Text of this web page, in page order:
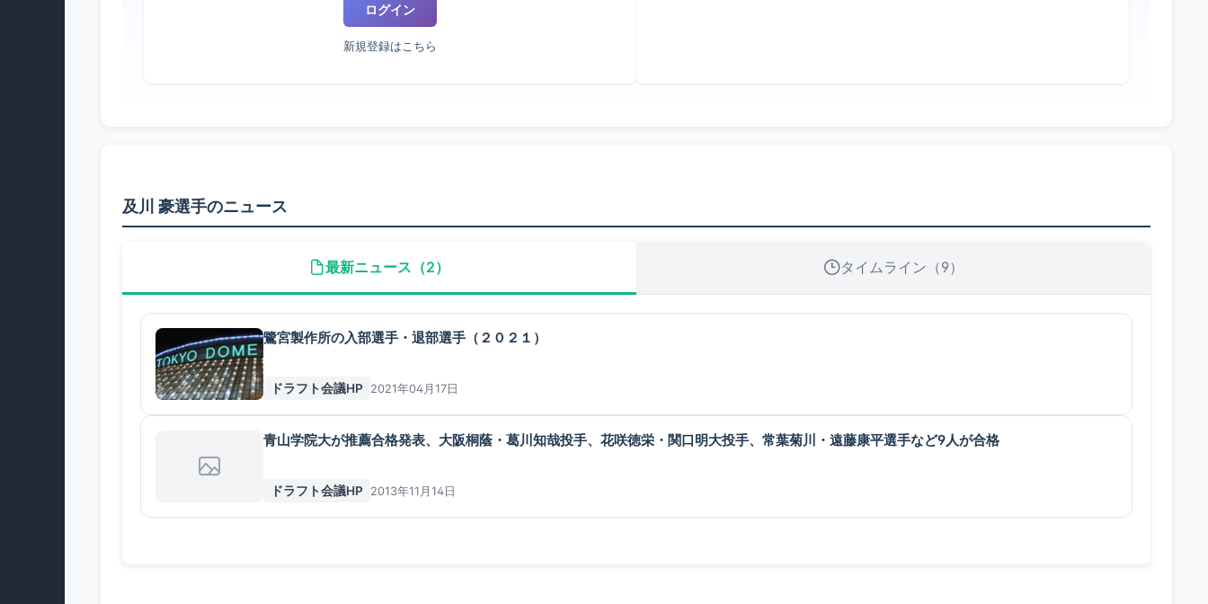
ログイン
新規登録はこちら
及川 豪選手のニュース
最新ニュース（2） タイムライン（9）
鷺宮製作所の入部選手・退部選手（２０２１）
ドラフト会議HP 2021年04月17日
青山学院大が推薦合格発表、大阪桐蔭・葛川知哉投手、花咲徳栄・関口明大投手、常葉菊川・遠藤康平選手など9人が合格
ドラフト会議HP 2013年11月14日